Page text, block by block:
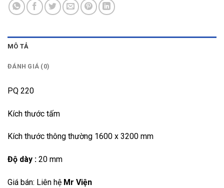
MÔ TẢ
ĐÁNH GIÁ (0)
PQ 220
Kích thước tấm
Kích thước thông thường 1600 x 3200 mm
Độ dày : 20 mm
Giá bán: Liên hệ Mr Viện